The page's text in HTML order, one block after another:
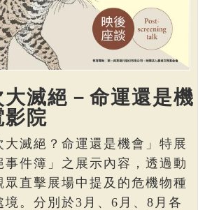
大滅絕－命運還是機
影院
大滅絕？命運還是機會」特展
事件簿」之展示內容，透過動
眾直擊展場中提及的危機物種
境。分別於3月、6月、8月各